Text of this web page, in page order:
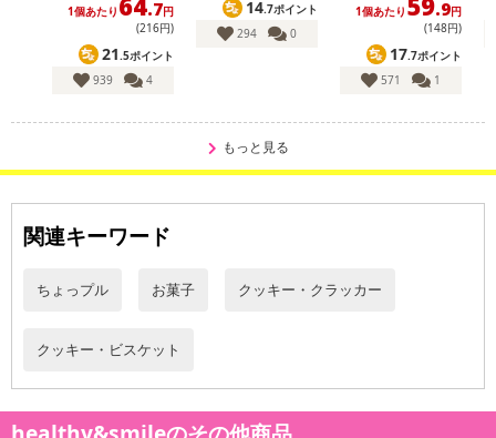
1個あたり .7円
(216円)
21 .5ポイント
939
4
14.7ポイント
294
0
1個あたり .9円
(148円)
17.7ポイント
571
1
もっと見る
関連キーワード
ちょっプル お菓子 クッキー・クラッカー
クッキー・ビスケット